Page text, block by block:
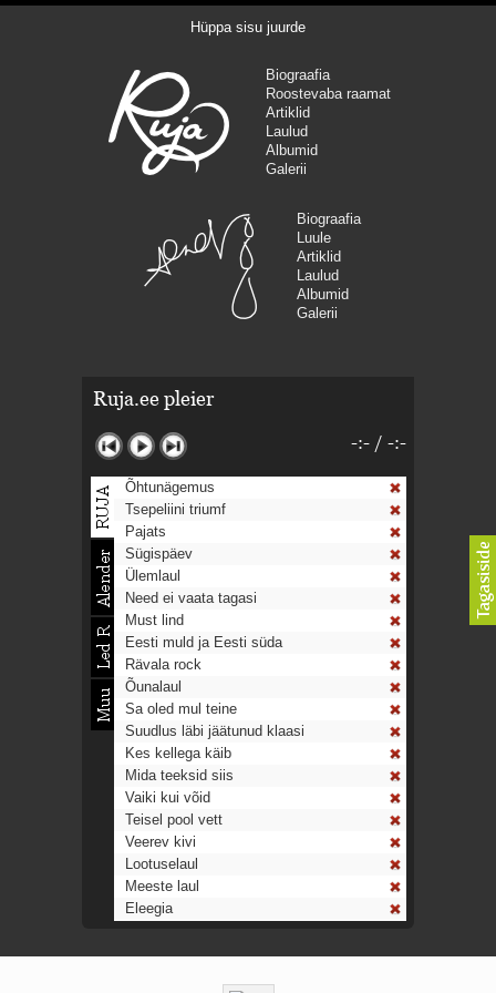
Hüppa sisu juurde
Biograafia
Roostevaba raamat
Artiklid
Laulud
Albumid
Galerii
Biograafia
Luule
Artiklid
Laulud
Albumid
Galerii
Ruja.ee pleier
-:- / -:-
Õhtunägemus
Tsepeliini triumf
Pajats
Sügispäev
Ülemlaul
Need ei vaata tagasi
Must lind
Eesti muld ja Eesti süda
Rävala rock
Õunalaul
Sa oled mul teine
Suudlus läbi jäätunud klaasi
Kes kellega käib
Mida teeksid siis
Vaiki kui võid
Teisel pool vett
Veerev kivi
Lootuselaul
Meeste laul
Eleegia
Ahtumine